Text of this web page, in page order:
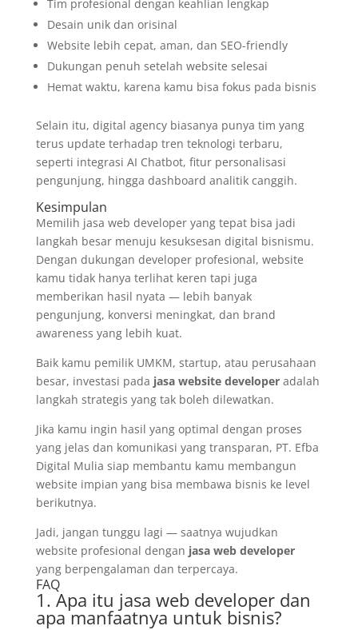
Tim profesional dengan keahlian lengkap
Desain unik dan orisinal
Website lebih cepat, aman, dan SEO-friendly
Dukungan penuh setelah website selesai
Hemat waktu, karena kamu bisa fokus pada bisnis
Selain itu, digital agency biasanya punya tim yang
terus update terhadap tren teknologi terbaru,
seperti integrasi AI Chatbot, fitur personalisasi
pengunjung, hingga dashboard analitik canggih.
Kesimpulan
Memilih jasa web developer yang tepat bisa jadi
langkah besar menuju kesuksesan digital bisnismu.
Dengan dukungan developer profesional, website
kamu tidak hanya terlihat keren tapi juga
memberikan hasil nyata — lebih banyak
pengunjung, konversi meningkat, dan brand
awareness yang lebih kuat.
Baik kamu pemilik UMKM, startup, atau perusahaan
besar, investasi pada jasa website developeradalah
langkah strategis yang tak boleh dilewatkan.
Jika kamu ingin hasil yang optimal dengan proses
yang jelas dan komunikasi yang transparan, PT. Efba
Digital Mulia siap membantu kamu membangun
website impian yang bisa membawa bisnis ke level
berikutnya.
Jadi, jangan tunggu lagi — saatnya wujudkan
website profesional dengan jasa web developer
yang berpengalaman dan terpercaya.
FAQ
1. Apa itu jasa web developer dan
apa manfaatnya untuk bisnis?